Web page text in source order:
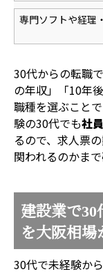
専門ソフトや経理
30代からの転職
の年収」「10年
職種を選ぶこと
験の30代でも社
るので、求人票
関われるのかま
建設業で30
を大阪相場
30代で未経験か